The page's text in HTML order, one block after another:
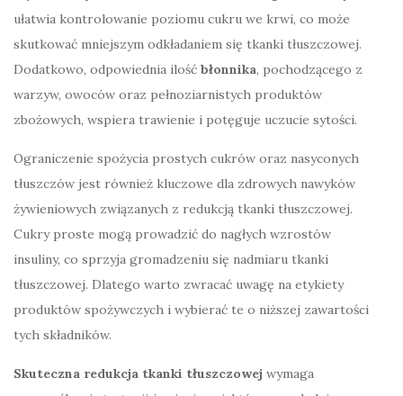
ułatwia kontrolowanie poziomu cukru we krwi, co może
skutkować mniejszym odkładaniem się tkanki tłuszczowej.
Dodatkowo, odpowiednia ilość błonnika, pochodzącego z
warzyw, owoców oraz pełnoziarnistych produktów
zbożowych, wspiera trawienie i potęguje uczucie sytości.
Ograniczenie spożycia prostych cukrów oraz nasyconych
tłuszczów jest również kluczowe dla zdrowych nawyków
żywieniowych związanych z redukcją tkanki tłuszczowej.
Cukry proste mogą prowadzić do nagłych wzrostów
insuliny, co sprzyja gromadzeniu się nadmiaru tkanki
tłuszczowej. Dlatego warto zwracać uwagę na etykiety
produktów spożywczych i wybierać te o niższej zawartości
tych składników.
Skuteczna redukcja tkanki tłuszczowej wymaga